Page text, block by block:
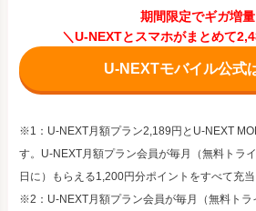
期間限定でギガ増量
＼U-NEXTとスマホがまとめて
U-NEXTモバイル公式
※1：U-NEXT月額プラン2,189円とU-NEXT
す。U-NEXT月額プラン会員が毎月（無料トラ
日に）もらえる1,200円分ポイントをすべて充当
※2：U-NEXT月額プラン会員が毎月（無料トラ